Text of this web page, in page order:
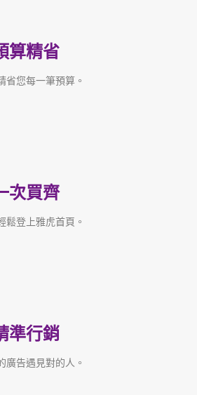
算精省
省您每一筆預算。
次買齊
鬆登上雅虎首頁。
準行銷
廣告遇見對的人。